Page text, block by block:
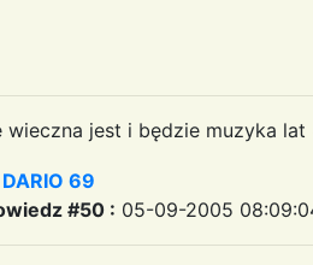
wieczna jest i będzie muzyka
69
#50 : 05-09-2005